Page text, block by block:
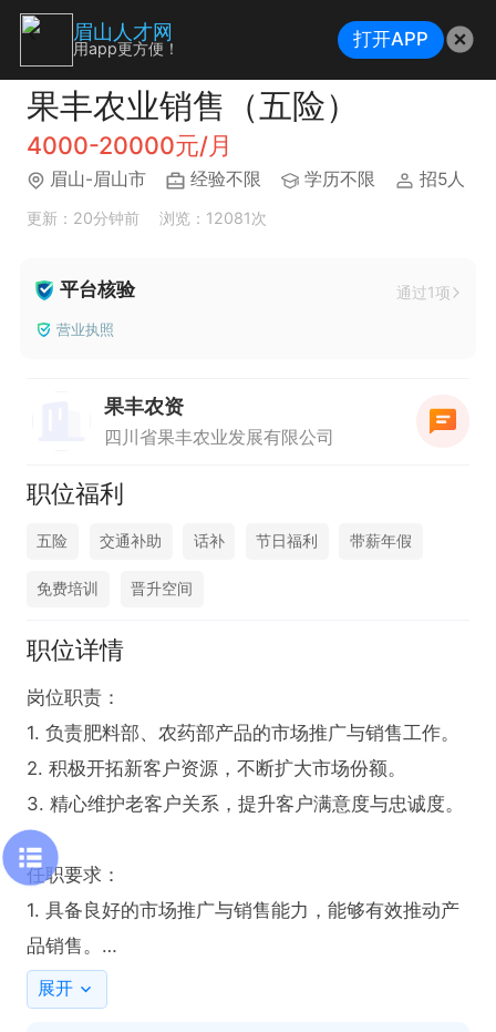
果丰农业销售（五险）
4000-20000元/月
眉山-眉山市 经验不限 学历不限 招5人
更新：20分钟前 浏览：12081次
平台核验 通过1项
营业执照
果丰农资
四川省果丰农业发展有限公司
职位福利
五险 交通补助 话补 节日福利 带薪年假
免费培训 晋升空间
职位详情
岗位职责：
1. 负责肥料部、农药部产品的市场推广与销售工作。
2. 积极开拓新客户资源，不断扩大市场份额。
3. 精心维护老客户关系，提升客户满意度与忠诚度。
任职要求：
1. 具备良好的市场推广与销售能力，能够有效推动产
品销售。
2. 拥有积极开拓新客户的意识和能力，善于挖掘潜在
客户。
展开
眉山人才网
用app更方便！ 打开APP